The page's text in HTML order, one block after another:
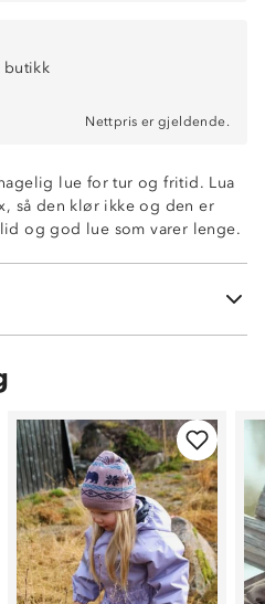
Nettpris er gjeldende.
lue for tur og fritid. Lua
så den klør ikke og den er
og god lue som varer lenge.